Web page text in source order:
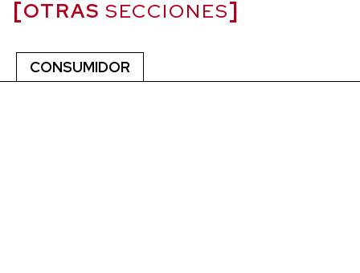
OTRAS SECCIONES
CONSUMIDOR